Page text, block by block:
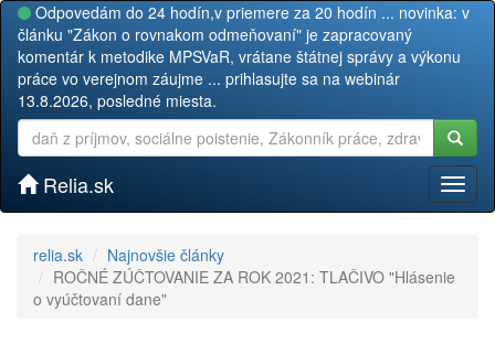
Odpovedám do 24 hodín,v priemere za 20 hodín ... novinka: v
článku "Zákon o rovnakom odmeňovaní" je zapracovaný
komentár k metodike MPSVaR, vrátane štátnej správy a výkonu
práce vo verejnom záujme ... prihlasujte sa na webinár
13.8.2026, posledné miesta.
Relia.sk
relia.sk
Najnovšie články
ROČNÉ ZÚČTOVANIE ZA ROK 2021: TLAČIVO "Hlásenie
o vyúčtovaní dane"